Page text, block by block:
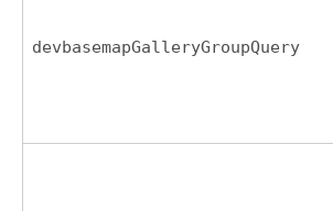
devbasemapGalleryGroupQuery